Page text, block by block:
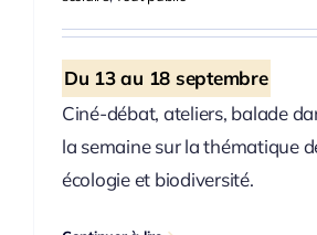
Du 13 au 18 septembre
Ciné-débat, ateliers, balade
la semaine sur la thématique
écologie et biodiversité.